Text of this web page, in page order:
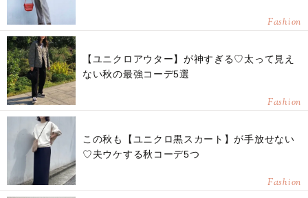
Fashion
【ユニクロアウター】が神すぎる♡太って見え
ない秋の最強コーデ5選
Fashion
この秋も【ユニクロ黒スカート】が手放せない
♡夫ウケする秋コーデ5つ
Fashion